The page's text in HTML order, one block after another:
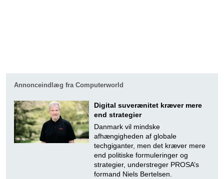
Annonceindlæg fra Computerworld
Digital suverænitet kræver mere
end strategier
Danmark vil mindske
afhængigheden af globale
techgiganter, men det kræver mere
end politiske formuleringer og
strategier, understreger PROSA’s
formand Niels Bertelsen.